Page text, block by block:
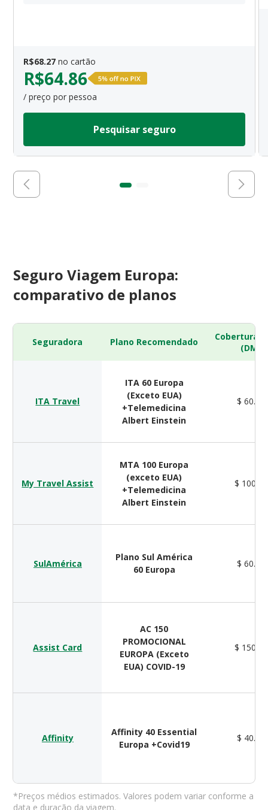
R$68.27 no cartão
R$64.86
/ preço por pessoa
Pesquisar seguro
Seguro Viagem Europa:
comparativo de planos
Seguradora Plano Recomendado
Cobertura
(DMH)
ITA Travel
ITA 60 Europa
(Exceto EUA)
+Telemedicina
Albert Einstein
$
My Travel Assist
MTA 100 Europa
(exceto EUA)
+Telemedicina
Albert Einstein
$
SulAmérica
Plano Sul América
60 Europa
$
Assist Card
AC 150
PROMOCIONAL
EUROPA (Exceto
EUA) COVID-19
$
Affinity
Affinity 40 Essential
Europa +Covid19
$
*Preços médios estimados. Valores podem variar conforme a
data e duração da viagem.